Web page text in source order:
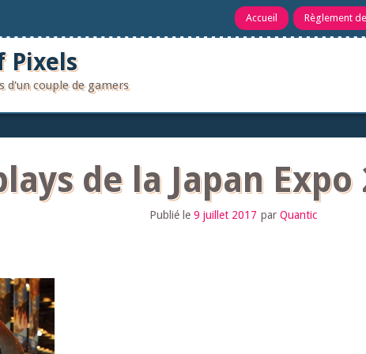
Accueil Règlement
Pixels
d'un couple de gamers
de la Japan
Publié le 9 juillet 2017 par Quantic